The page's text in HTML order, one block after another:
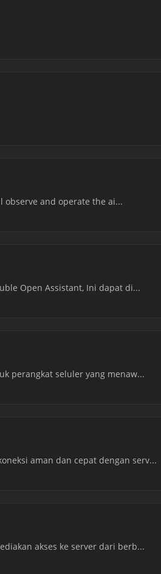
and operate the ai...
Open Assistant, Ini dapat di...
perangkat seluler yang menaw...
aman dan cepat dengan serv...
akses ke server dari berb...